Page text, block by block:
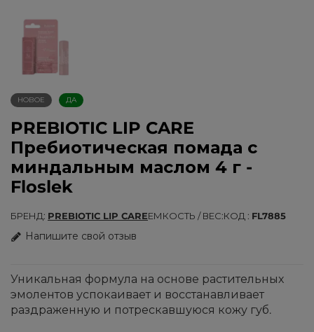
НОВОЕ ДА
PREBIOTIC LIP CARE
Пребиотическая помада с
миндальным маслом 4 г -
Floslek
БРЕНД PREBIOTIC LIP CAREЕМКОСТЬ / ВЕС КОД FL7885
Напишите свой отзыв
Уникальная формула на основе растительных
эмолентов успокаивает и восстанавливает
раздраженную и потрескавшуюся кожу губ.